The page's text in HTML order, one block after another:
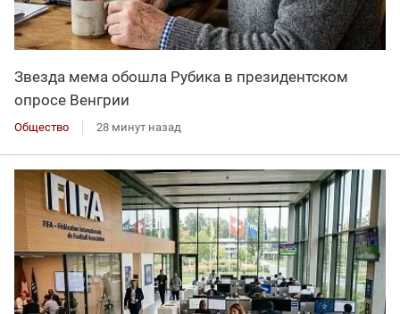
Звезда мема обошла Рубика в президентском
опросе Венгрии
Общество 28 минут назад